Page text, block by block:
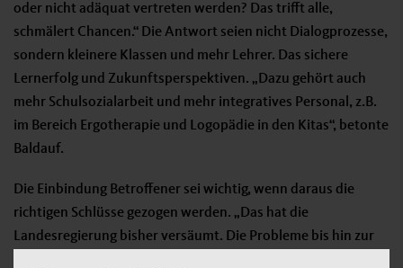
oder nicht adäquat vertreten werden? Das trifft alle,
schmälert Chancen.“ Die Antwort seien nicht Dialogprozesse,
sondern kleinere Klassen und mehr Lehrer. Das sichere
Lernerfolg und Zukunftsperspektiven. „Dazu gehört auch
mehr Schulsozialarbeit und mehr integratives Personal, z.B.
im Bereich Ergotherapie und Logopädie in den Kitas“, betonte
Baldauf.
Die Einbindung Betroffener sei wichtig, wenn daraus die
richtigen Schlüsse gezogen werden. „Das hat die
Landesregierung bisher versäumt. Die Probleme bis hin zur